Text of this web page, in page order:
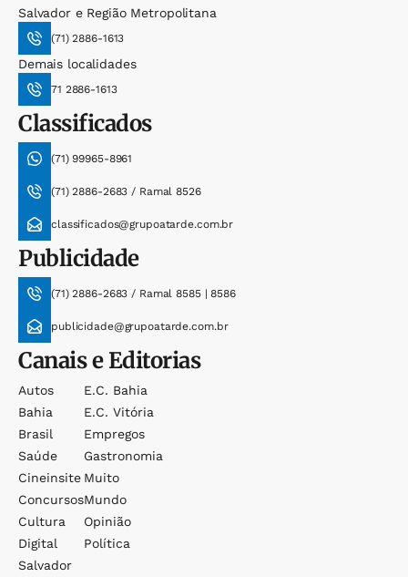
Salvador e Região Metropolitana
(71) 2886-1613
Demais localidades
71 2886-1613
Classificados
(71) 99965-8961
(71) 2886-2683 / Ramal 8526
classificados@grupoatarde.com.br
Publicidade
(71) 2886-2683 / Ramal 8585 | 8586
publicidade@grupoatarde.com.br
Canais e Editorias
Autos
Bahia
Brasil
Saúde
Cineinsite
Concursos
Cultura
Digital
Salvador
E.c. Bahia
E.c. Vitória
Empregos
Gastronomia
Muito
Mundo
Opinião
Política